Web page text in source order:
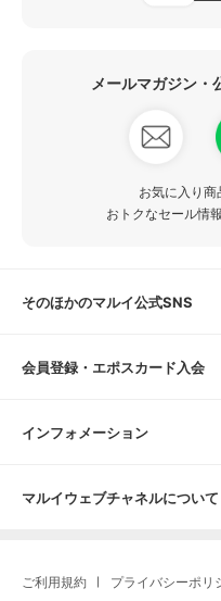
メールマガジン・
お気に入り
おトクなセール情
そのほかのマルイ公式SNS
会員登録・エポスカード入会
インフォメーション
マルイウェブチャネルについて
ご利用規約 プライバシーポリ